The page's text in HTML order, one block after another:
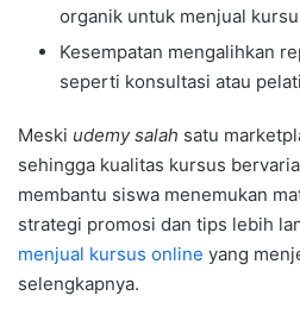
organik untuk menjual
Kesempatan mengalihkan
seperti konsultasi atau
Meski udemy salah satu
sehingga kualitas kursus
membantu siswa menemukan
strategi promosi dan tips lebih
menjual kursus online yang
selengkapnya.